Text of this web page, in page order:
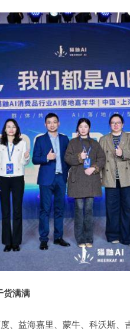
货满满
、益海嘉里、蒙牛、科沃斯、